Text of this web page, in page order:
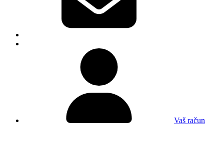
Vaš račun